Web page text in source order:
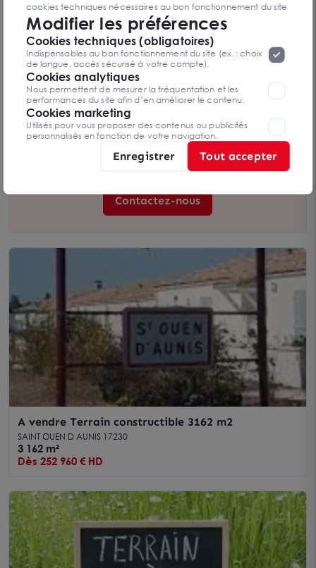
A VENDRE Terrain ZAC d'Aytré 2 497 m2 -
AYTRE 17440
2 497 m²
Dès 950 000 € HD
Vous n’avez pas trouvé l’offre qui
Contactez-nous
A vendre Terrain constructible 3162 m2
SAINT OUEN D AUNIS 17230
3 162 m²
Dès 252 960 € HD
cookies techniques nécessaires au bon fonctionnement du site
seront déposés. Pour plus d’informations, vous pouvez consulter
la page«Protection des données à caractère
personnel ».Lorsque vous naviguez sur notre site internet, il
peut être amenée à déposer des cookies. Vous avez la
possibilité de désactiver les cookies, ces réglages ne seront
valables que sur le navigateur que vous utilisez actuellement
Modifier les préférences
Cookies techniques (obligatoires)
Indispensables au bon fonctionnement du site (ex. : choix
de langue, accès sécurisé à votre compte).
Cookies analytiques
Nous permettent de mesurer la fréquentation et les
performances du site afin d’en améliorer le contenu.
Cookies marketing
Utilisés pour vous proposer des contenus ou publicités
personnalisés en fonction de votre navigation.
Enregistrer Tout accepter